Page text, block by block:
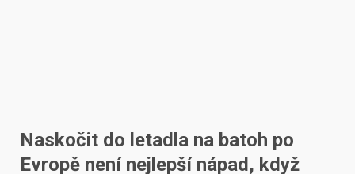
Naskočit do letadla na batoh po
Evropě není nejlepší nápad, když